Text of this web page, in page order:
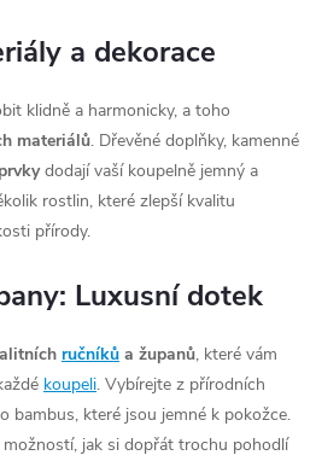
a dekorace
klidně a harmonicky, a toho
materiálů. Dřevěné doplňky, kamenné
dodají vaší koupelně jemný a
rostlin, které zlepší kvalitu
přírody.
Luxusní dotek
ručníků a županů, které vám
koupeli. Vybírejte z přírodních
bambus, které jsou jemné k pokožce.
jak si dopřát trochu pohodlí